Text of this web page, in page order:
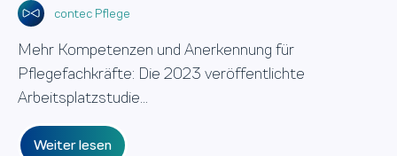
contec Pflege
Mehr Kompetenzen und Anerkennung für
Pflegefachkräfte: Die 2023 veröffentlichte
Arbeitsplatzstudie...
Weiter lesen